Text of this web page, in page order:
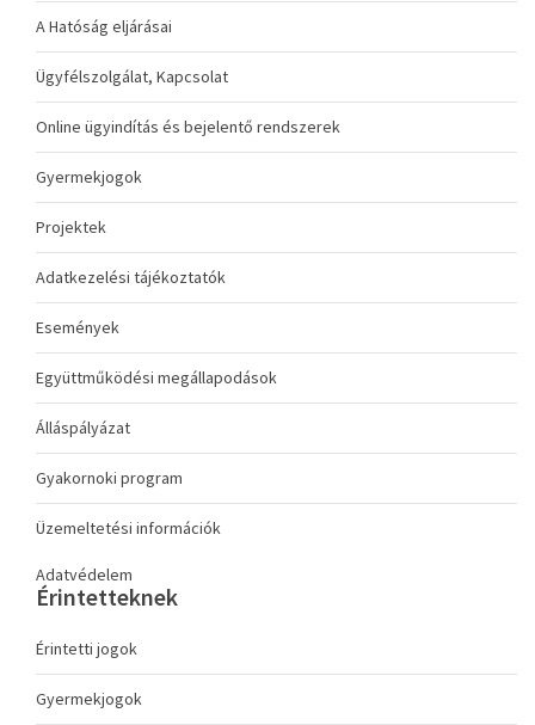
A Hatóság eljárásai
Ügyfélszolgálat, Kapcsolat
Online ügyindítás és bejelentő rendszerek
Gyermekjogok
Projektek
Adatkezelési tájékoztatók
Események
Együttműködési megállapodások
Álláspályázat
Gyakornoki program
Üzemeltetési információk
Adatvédelem
Érintetteknek
Érintetti jogok
Gyermekjogok